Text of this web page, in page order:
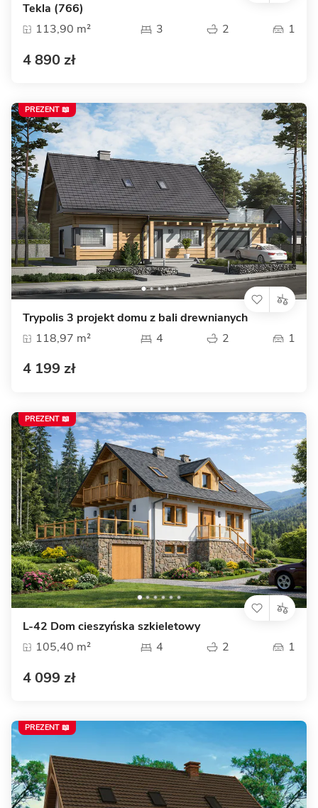
Tekla (766)
113,90 m²
3 2 1
4 890 zł
Trypolis 3 projekt domu z bali drewnianych
118,97 m²
4 2 1
4 199 zł
PREZENT 📖
L-42 Dom cieszyńska szkieletowy
105,40 m²
4 2 1
4 099 zł
PREZENT 📖
PREZENT 📖